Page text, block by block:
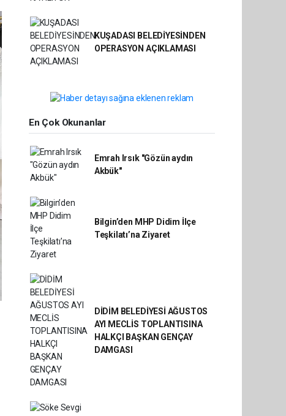
KUŞADASI BELEDİYESİNDEN
OPERASYON AÇIKLAMASI
En Çok Okunanlar
Emrah Irsık "Gözün aydın
Akbük"
Bilgin’den MHP Didim İlçe
Teşkilatı’na Ziyaret
DİDİM BELEDİYESİ AĞUSTOS
AYI MECLİS TOPLANTISINA
HALKÇI BAŞKAN GENÇAY
DAMGASI